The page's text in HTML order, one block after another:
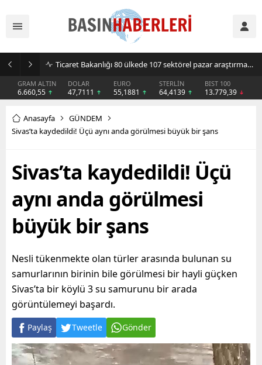
Sıcak hava klima ve vantilatör satışlarını artırdı
GRAM ALTIN
6.660,55
DOLAR
47,7111
EURO
55,1881
STERLİN
64,4139
BIST 100
13.779,39
Anasayfa
GÜNDEM
Sivas’ta kaydedildi! Üçü aynı anda görülmesi büyük bir şans
Sivas’ta kaydedildi! Üçü
aynı anda görülmesi
büyük bir şans
Nesli tükenmekte olan türler arasında bulunan su
samurlarının birinin bile görülmesi bir hayli güçken
Sivas’ta bir köylü 3 su samurunu bir arada
görüntülemeyi başardı.
Paylaş Tweetle Gönder